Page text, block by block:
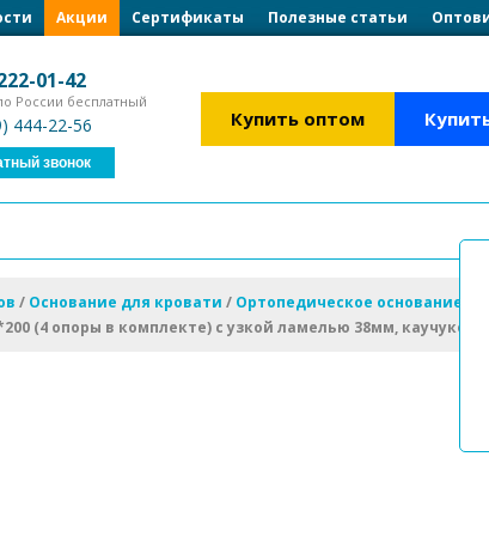
Акции Сертификаты Полезные статьи
01-42
России бесплатный
444-22-56
звонок
Купить оптом
/ Основание для кровати / Ортопедическое основание
(4 опоры в комплекте) с узкой ламелью 38мм,
Загрузка формы...
Загрузка формы...